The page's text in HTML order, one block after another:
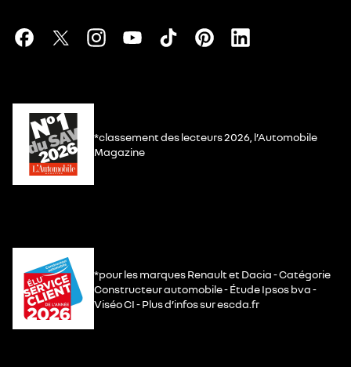
*classement des lecteurs 2026, l’Automobile
Magazine
*pour les marques Renault et Dacia - Catégorie
Constructeur automobile - Étude Ipsos bva -
Viséo CI - Plus d’infos sur escda.fr